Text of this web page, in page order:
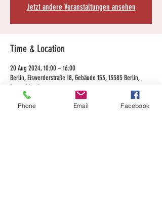
Jetzt andere Veranstaltungen ansehen
Time & Location
20 Aug 2024, 10:00 – 16:00
Berlin, Eiswerderstraße 18, Gebäude 153, 13585 Berlin,
Deutschland
Phone Email Facebook